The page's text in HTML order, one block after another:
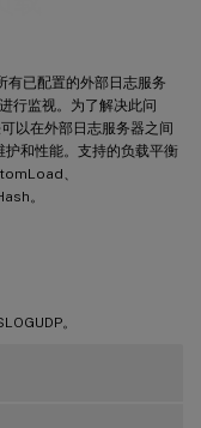
有已配置的外部日志服务
行监视。为了解决此问
以在外部日志服务器之间
护和性能。支持的负载平衡
、
。
。